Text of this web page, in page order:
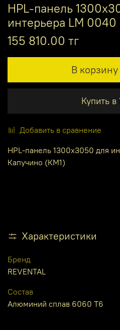
HPL-панель
интерьера LM
155 810.00 тг
В корзину
Купить в
Добавить в сравнение
HPL-панель 1300х3050 для
Капучино (КМ1)
Характеристики
Бренд
REVENTAL
Состав
Алюминий сплав 6060 Т6